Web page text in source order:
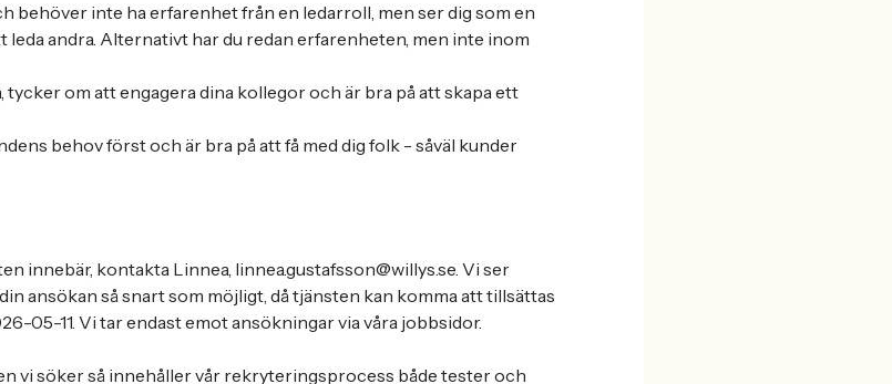
behöver inte ha erfarenhet från en ledarroll, men ser dig som en
leda andra. Alternativt har du redan erfarenheten, men inte inom
tycker om att engagera dina kollegor och är bra på att skapa ett
behov först och är bra på att få med dig folk - såväl kunder
innebär, kontakta Linnea, linnea.gustafsson@willys.se. Vi ser
ansökan så snart som möjligt, då tjänsten kan komma att tillsättas
05-11. Vi tar endast emot ansökningar via våra jobbsidor.
vi söker så innehåller vår rekryteringsprocess både tester och